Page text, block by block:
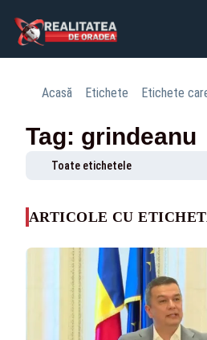
Acasă Etichete Etichete
Tag: grindeanu
Toate etichetele
ARTICOLE CU